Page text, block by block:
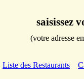
saisissez
(votre adresse
Liste des Restaurants